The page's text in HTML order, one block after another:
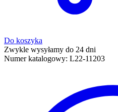
Do koszyka
Zwykle wysyłamy do 24 dni
Numer katalogowy: L22-11203